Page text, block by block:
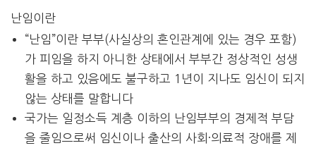
난임이란
“난임”이란 부부(사실상의 혼인관계에 있는 경우 포함)
가 피임을 하지 아니한 상태에서 부부간 정상적인 성생
활을 하고 있음에도 불구하고 1년이 지나도 임신이 되지
않는 상태를 말합니다
국가는 일정소득 계층 이하의 난임부부의 경제적 부담
을 줄임으로써 임신이나 출산의 사회·의료적 장애를 제